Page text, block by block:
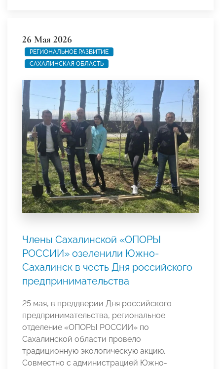
26 Мая 2026
РЕГИОНАЛЬНОЕ РАЗВИТИЕ
САХАЛИНСКАЯ ОБЛАСТЬ
Члены Сахалинской «ОПОРЫ
РОССИИ» озеленили Южно-
Сахалинск в честь Дня российского
предпринимательства
25 мая, в преддверии Дня российского
предпринимательства, региональное
отделение «ОПОРЫ РОССИИ» по
Сахалинской области провело
традиционную экологическую акцию.
Совместно с администрацией Южно-